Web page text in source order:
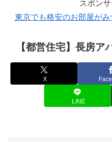
スポン
東京でも格安のお部屋がみ
【都営住宅】長房ア
X
LINE